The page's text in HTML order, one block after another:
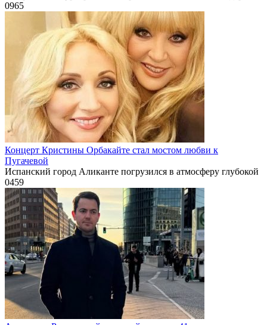
0965
Концерт Кристины Орбакайте стал мостом любви к
Пугачевой
Испанский город Аликанте погрузился в атмосферу глубокой
0459